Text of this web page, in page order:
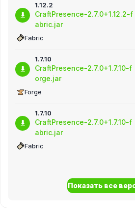
1.12.2
CraftPresence-2.7.0+1.12.2-f
abric.jar
Fabric
1.7.10
CraftPresence-2.7.0+1.7.10-f
orge.jar
Forge
1.7.10
CraftPresence-2.7.0+1.7.10-f
abric.jar
Fabric
Показать все